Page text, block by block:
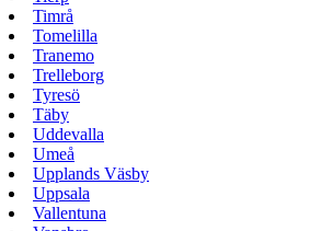
Timrå
Tomelilla
Tranemo
Trelleborg
Tyresö
Täby
Uddevalla
Umeå
Upplands Väsby
Uppsala
Vallentuna